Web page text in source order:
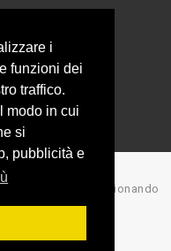
i
funzioni dei
traffico.
modo in cui
si
pubblicità e
2017 Campionando